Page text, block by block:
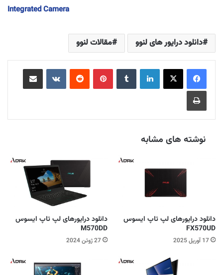
Integrated Camera
دانلود درایور های لنوو مقالات لنوو
لینکدین ‫پین‌ترست ‫رددیت
چاپ
نوشته های مشابه
دانلود درایورهای لپ تاپ ایسوس
FX570UD
17 آوریل 2025
دانلود درایورهای لپ تاپ ایسوس
M570DD
27 ژوئن 2024